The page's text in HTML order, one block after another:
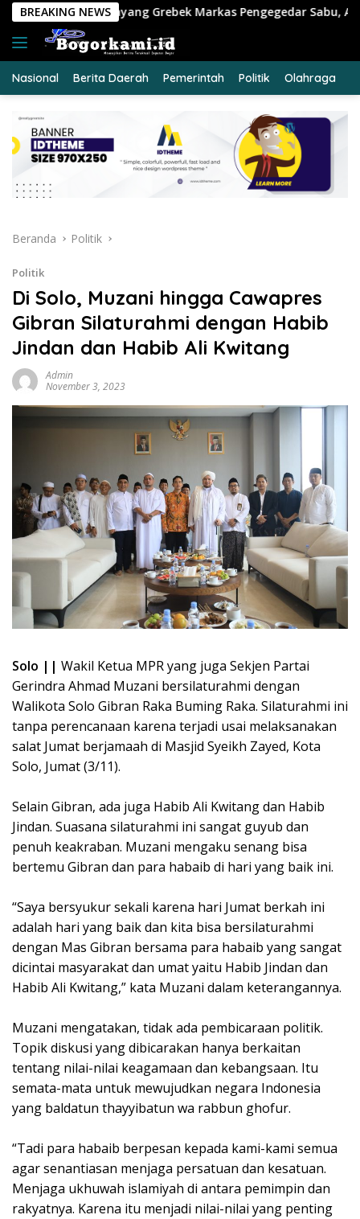
Langsung
konten
BREAKING NEWS
Markas Pengegedar Sabu, Ada Lubang Tanah Untuk
Nasional Berita Daerah Pemerintah Politik Olahraga
Beranda Politik
Politik
Di Solo, Muzani hingga Cawapres
Gibran Silaturahmi dengan Habib
Jindan dan Habib Ali Kwitang
Admin
November 3, 2023
Solo || Wakil Ketua MPR yang juga Sekjen Partai
Gerindra Ahmad Muzani bersilaturahmi dengan
Walikota Solo Gibran Raka Buming Raka. Silaturahmi ini
tanpa perencanaan karena terjadi usai melaksanakan
salat Jumat berjamaah di Masjid Syeikh Zayed, Kota
Solo, Jumat (3/11).
Selain Gibran, ada juga Habib Ali Kwitang dan Habib
Jindan. Suasana silaturahmi ini sangat guyub dan
penuh keakraban. Muzani mengaku senang bisa
bertemu Gibran dan para habaib di hari yang baik ini.
“Saya bersyukur sekali karena hari Jumat berkah ini
adalah hari yang baik dan kita bisa bersilaturahmi
dengan Mas Gibran bersama para habaib yang sangat
dicintai masyarakat dan umat yaitu Habib Jindan dan
Habib Ali Kwitang,” kata Muzani dalam keterangannya.
Muzani mengatakan, tidak ada pembicaraan politik.
Topik diskusi yang dibicarakan hanya berkaitan
tentang nilai-nilai keagamaan dan kebangsaan. Itu
semata-mata untuk mewujudkan negara Indonesia
yang baldatun thayyibatun wa rabbun ghofur.
“Tadi para habaib berpesan kepada kami-kami semua
agar senantiasan menjaga persatuan dan kesatuan.
Menjaga ukhuwah islamiyah di antara pemimpin dan
rakyatnya. Karena itu menjadi nilai-nilai yang penting